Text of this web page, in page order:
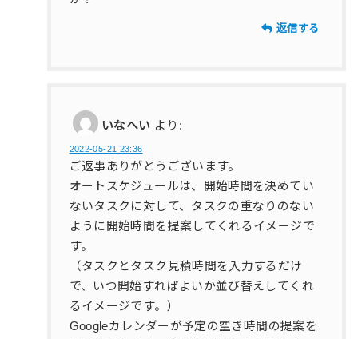
返信する
いなへい より:
2022-05-21 23:36
ご返事ありがとうございます。
オートスケジュールは、開始時間を決めてい
ないタスクに対して、タスクの重なりのない
ように開始時間を提案してくれるイメージで
す。
（タスクとタスク見積時間を入力するだけ
で、いつ開始すればよいか並び替えしてくれ
るイメージです。）
Googleカレンダーが予定の空き時間の提案を